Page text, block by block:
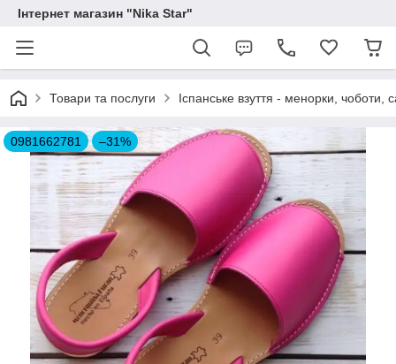
Інтернет магазин "Nika Star"
Товари та послуги Іспанське взуття - менорки, чоботи,
0981662781 –31%